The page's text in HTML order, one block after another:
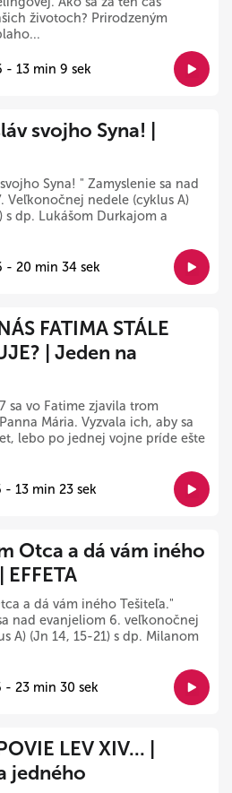
životoch? Prirodzeným
- 13 min 9 sek
svojho Syna! |
Syna! " Zamyslenie sa nad
Veľkonočnej nedele (cyklus A)
s dp. Lukášom Durkajom a
- 20 min 34 sek
FATIMA STÁLE
| Jeden na
sa vo Fatime zjavila trom
Mária. Vyzvala ich, aby sa
lebo po jednej vojne príde ešte
- 13 min 23 sek
Otca a dá vám iného
a dá vám iného Tešiteľa."
nad evanjeliom 6. veľkonočnej
A) (Jn 14, 15-21) s dp. Milanom
- 23 min 30 sek
LEV XIV... |
jedného